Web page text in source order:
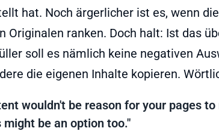
hat. Noch ärgerlicher ist es, wenn
Originalen ranken. Doch halt: Ist das
soll es nämlich keine negativen
die eigenen Inhalte kopieren.
wouldn't be reason for your pages
be an option too."